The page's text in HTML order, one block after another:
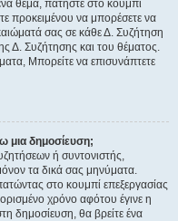
θέμα, πατήστε στο κουμπί
προκειμένου να μπορέσετε να
σας σε κάθε Δ. Συζήτηση
Δ. Συζήτησης και του θέματος.
Μπορείτε να επισυνάπτετε
μια δημοσίευση;
ή συντονιστής,
τα δικά σας μηνύματα.
στο κουμπί επεξεργασίας
χρόνο αφότου έγινε η
δημοσίευση, θα βρείτε ένα